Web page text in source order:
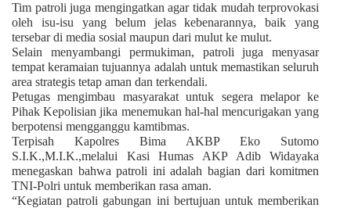
Tim patroli juga mengingatkan agar tidak mudah terprovokasi
oleh isu-isu yang belum jelas kebenarannya, baik yang
tersebar di media sosial maupun dari mulut ke mulut.
Selain menyambangi permukiman, patroli juga menyasar
tempat keramaian tujuannya adalah untuk memastikan seluruh
area strategis tetap aman dan terkendali.
Petugas mengimbau masyarakat untuk segera melapor ke
Pihak Kepolisian jika menemukan hal-hal mencurigakan yang
berpotensi mengganggu kamtibmas.
Terpisah Kapolres Bima AKBP Eko Sutomo
S.I.K.,M.I.K.,melalui Kasi Humas AKP Adib Widayaka
menegaskan bahwa patroli ini adalah bagian dari komitmen
TNI-Polri untuk memberikan rasa aman.
“Kegiatan patroli gabungan ini bertujuan untuk memberikan